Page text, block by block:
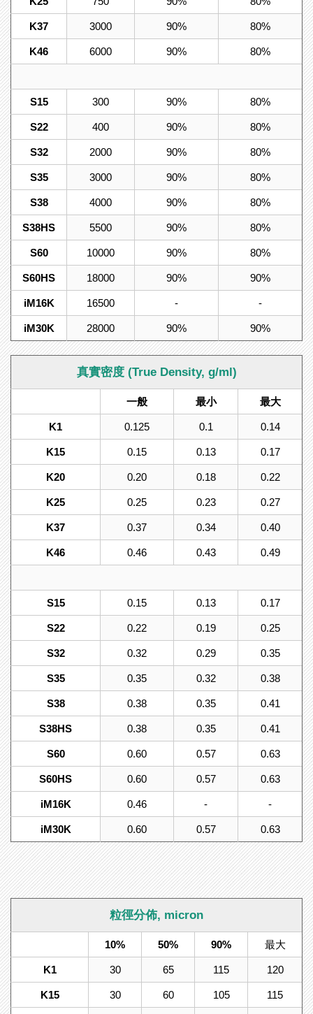
K37 3000 90% 80%
K46 6000 90% 80%
S15 300 90% 80%
S22 400 90% 80%
S32 2000 90% 80%
S35 3000 90% 80%
S38 4000 90% 80%
S38HS 5500 90% 80%
S60 10000 90% 80%
S60HS 18000 90% 90%
iM16K 16500 - -
iM30K 28000 90% 90%
真實密度 (True Density, g/ml)
一般 最小 最大
K1 0.125 0.1 0.14
K15 0.15 0.13 0.17
K20 0.20 0.18 0.22
K25 0.25 0.23 0.27
K37 0.37 0.34 0.40
K46 0.46 0.43 0.49
S15 0.15 0.13 0.17
S22 0.22 0.19 0.25
S32 0.32 0.29 0.35
S35 0.35 0.32 0.38
S38 0.38 0.35 0.41
S38HS 0.38 0.35 0.41
S60 0.60 0.57 0.63
S60HS 0.60 0.57 0.63
iM16K 0.46 - -
iM30K 0.60 0.57 0.63
粒徑分佈, micron
10% 50% 90% 最大
K1 30 65 115 120
K15 30 60 105 115